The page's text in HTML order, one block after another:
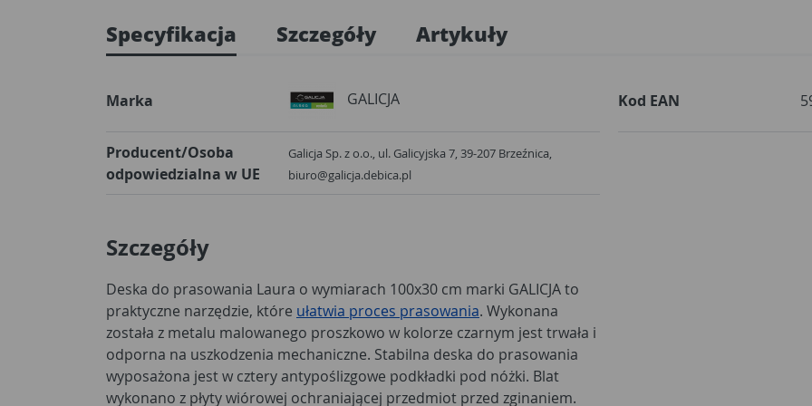
Specyfikacja Szczegóły Artykuły
Marka GALICJA
Producent/Osoba
odpowiedzialna w UE
Galicja Sp. z o.o., ul. Galicyjska 7, 39-207 Brzeźnica,
biuro@galicja.debica.pl
Kod EAN
Szczegóły
Deska do prasowania Laura o wymiarach 100x30 cm marki GALICJA to
praktyczne narzędzie, które ułatwia proces prasowania. Wykonana
została z metalu malowanego proszkowo w kolorze czarnym jest trwała i
odporna na uszkodzenia mechaniczne. Stabilna deska do prasowania
wyposażona jest w cztery antypoślizgowe podkładki pod nóżki. Blat
wykonano z płyty wiórowej ochraniającej przedmiot przed zginaniem.